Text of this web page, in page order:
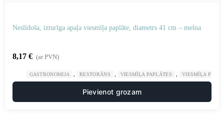
Neslīdoša, izturīga apaļa viesmīļa paplāte, diametrs 41 cm – melna
8,17 € (ar PVN)
GASTRONOMIJA RESTORĀNS VIESMĪĻA PAPLĀTES VIESMĪĻA
Pievienot grozam